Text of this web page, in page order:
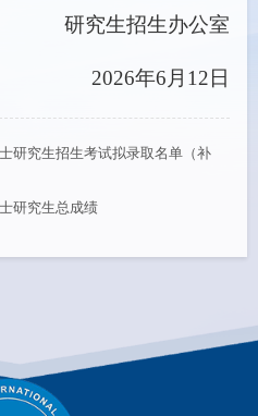
研究生招生办公室
2026年6月12日
研究生招生考试拟录取名单（补
研究生总成绩